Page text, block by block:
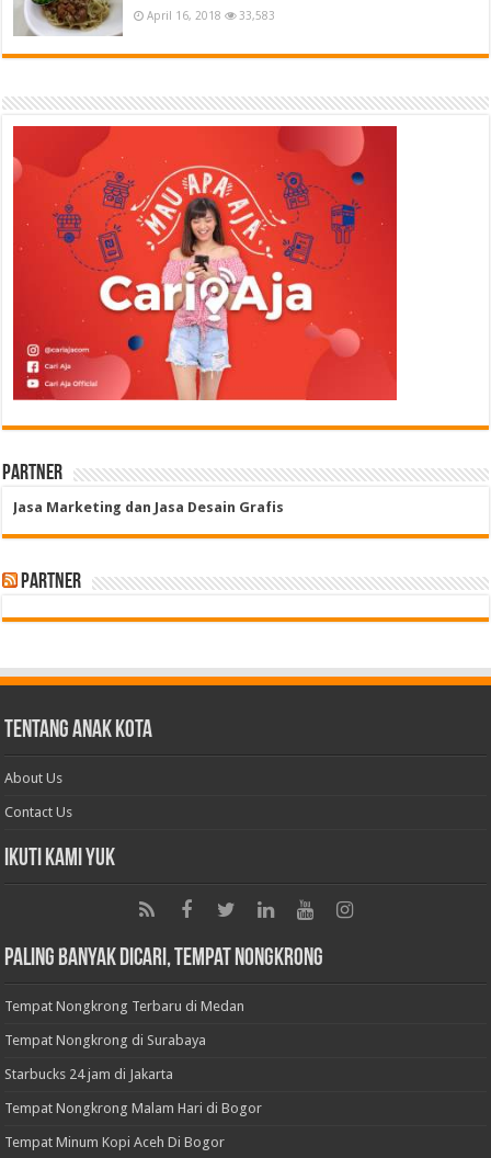
April 16, 2018 33,583
Partner
Jasa Marketing dan Jasa Desain Grafis
Partner
Tentang Anak Kota
About Us
Contact Us
Ikuti Kami Yuk
Paling Banyak Dicari, Tempat Nongkrong
Tempat Nongkrong Terbaru di Medan
Tempat Nongkrong di Surabaya
Starbucks 24 jam di Jakarta
Tempat Nongkrong Malam Hari di Bogor
Tempat Minum Kopi Aceh Di Bogor